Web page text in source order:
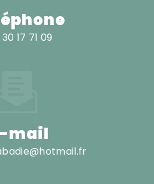
17 71 09
mail